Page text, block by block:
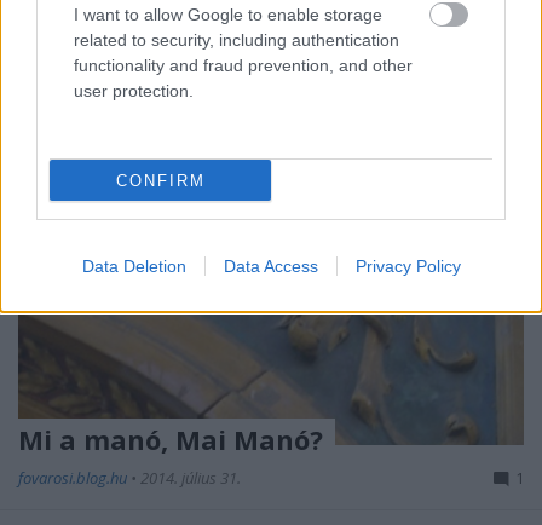
I want to allow Google to enable storage
related to security, including authentication
functionality and fraud prevention, and other
user protection.
CONFIRM
Data Deletion Data Access Privacy Policy
Mi a manó, Mai Manó?
fovarosi.blog.hu • 2014. július 31. 1